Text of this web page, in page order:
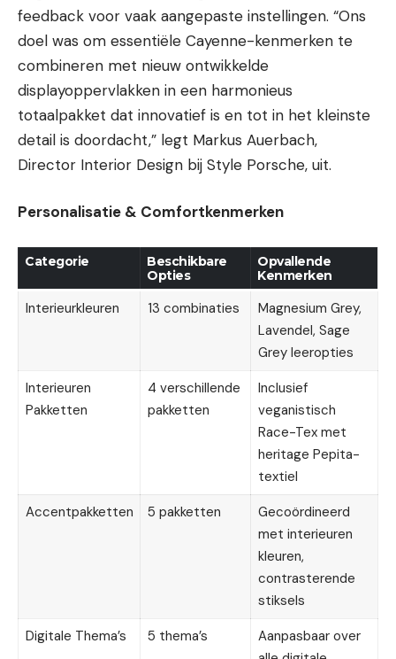
feedback voor vaak aangepaste instellingen. “Ons
doel was om essentiële Cayenne-kenmerken te
combineren met nieuw ontwikkelde
displayoppervlakken in een harmonieus
totaalpakket dat innovatief is en tot in het kleinste
detail is doordacht,” legt Markus Auerbach,
Director Interior Design bij Style Porsche, uit.
Personalisatie & Comfortkenmerken
Categorie
Beschikbare
Opties
Opvallende
Kenmerken
Interieurkleuren 13 combinaties
Magnesium Grey,
Lavendel, Sage
Grey leeropties
Interieuren
Pakketten
4 verschillende
pakketten
Inclusief
veganistisch
Race-Tex met
heritage Pepita-
textiel
Accentpakketten
5 pakketten
Gecoördineerd
met interieuren
kleuren,
contrasterende
stiksels
Digitale Thema’s
5 thema’s
Aanpasbaar over